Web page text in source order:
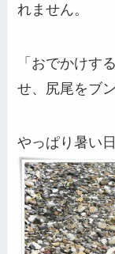
れません。
「おでかけす
せ、尻尾をブ
やっぱり暑い